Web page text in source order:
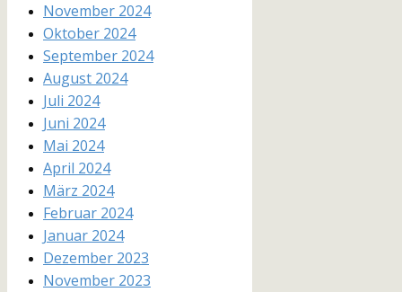
November 2024
Oktober 2024
September 2024
August 2024
Juli 2024
Juni 2024
Mai 2024
April 2024
März 2024
Februar 2024
Januar 2024
Dezember 2023
November 2023